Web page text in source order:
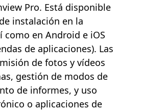
Pro. Está disponible
instalación en la
como en Android e iOS
de aplicaciones). Las
de fotos y vídeos
gestión de modos de
de informes, y uso
o aplicaciones de